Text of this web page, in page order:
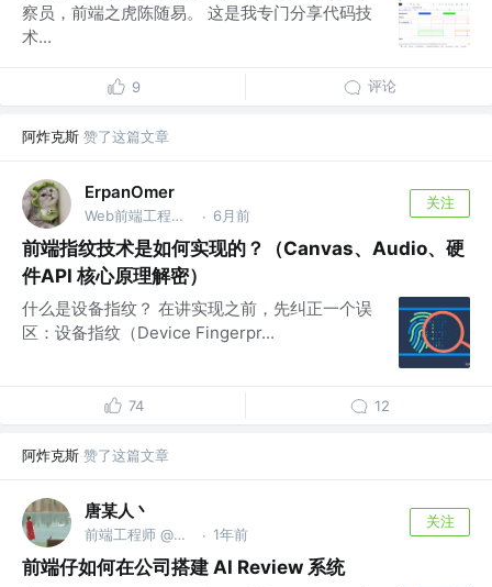
察员，前端之虎陈随易。 这是我专门分享代码技
术...
9 评论
阿炸克斯 赞了这篇文章
ErpanOmer
Web前端工程师 @跨境 · 6月前
关注
前端指纹技术是如何实现的？（Canvas、Audio、硬
件API 核心原理解密）
什么是设备指纹？ 在讲实现之前，先纠正一个误
区：设备指纹（Device Fingerpr...
74 12
阿炸克斯 赞了这篇文章
唐某人丶
前端工程师 @牛马基地 · 1年前
关注
前端仔如何在公司搭建 AI Review 系统